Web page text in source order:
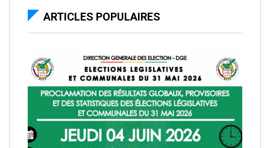
ARTICLES POPULAIRES